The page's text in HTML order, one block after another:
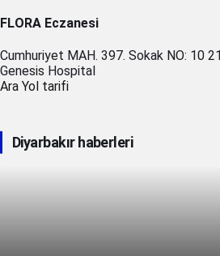
FLORA Eczanesi
Cumhuriyet MAH. 397. Sokak NO: 10
Genesis Hospital
Ara Yol tarifi
Diyarbakır haberleri